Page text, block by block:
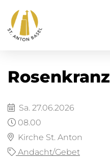
Rosenkranz
Sa. 27.06.2026
08.00
Kirche St. Anton
Andacht/Gebet